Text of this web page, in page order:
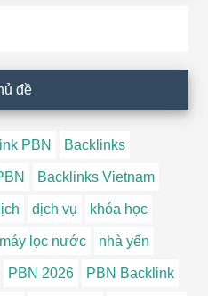
đề
PBN Backlinks
Backlinks Vietnam
dịch vụ khóa học
máy lọc nước nhà yến
PBN 2026 PBN Backlink